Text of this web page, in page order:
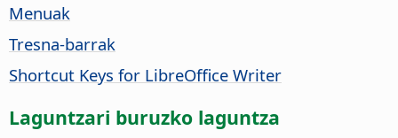
Menuak
Tresna-barrak
Shortcut Keys for LibreOffice Writer
Laguntzari buruzko laguntza